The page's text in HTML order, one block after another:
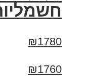
₪1780
₪1760